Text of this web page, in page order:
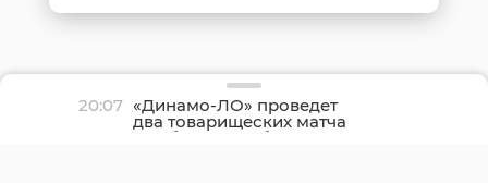
20:07 «Динамо-ЛО» проведет
два товарищеских матча
со сборной Кубы в